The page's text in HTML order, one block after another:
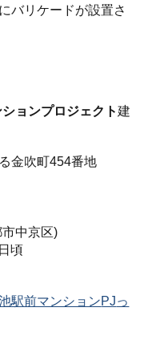
バリケードが設置さ
ョンプロジェクト建
金吹町454番地
市中京区)
頃
駅前マンションPJっ